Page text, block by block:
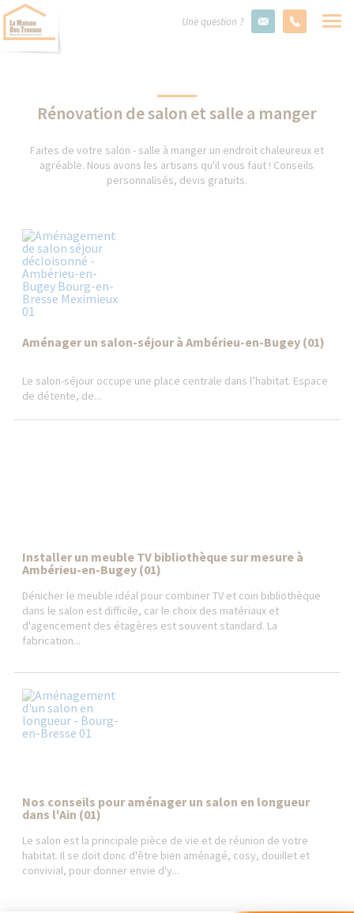
Une question ?
Rénovation de salon et salle a manger
Faites de votre salon - salle à manger un endroit chaleureux et
agréable. Nous avons les artisans qu'il vous faut ! Conseils
personnalisés, devis gratuits.
Aménager un salon-séjour à Ambérieu-en-Bugey (01)
Le salon-séjour occupe une place centrale dans l’habitat. Espace
de détente, de...
Installer un meuble TV bibliothèque sur mesure à
Ambérieu-en-Bugey (01)
Dénicher le meuble idéal pour combiner TV et coin bibliothèque
dans le salon est difficile, car le choix des matériaux et
d'agencement des étagères est souvent standard. La
fabrication...
Nos conseils pour aménager un salon en longueur
dans l'Ain (01)
Le salon est la principale pièce de vie et de réunion de votre
habitat. Il se doit donc d'être bien aménagé, cosy, douillet et
convivial, pour donner envie d'y...